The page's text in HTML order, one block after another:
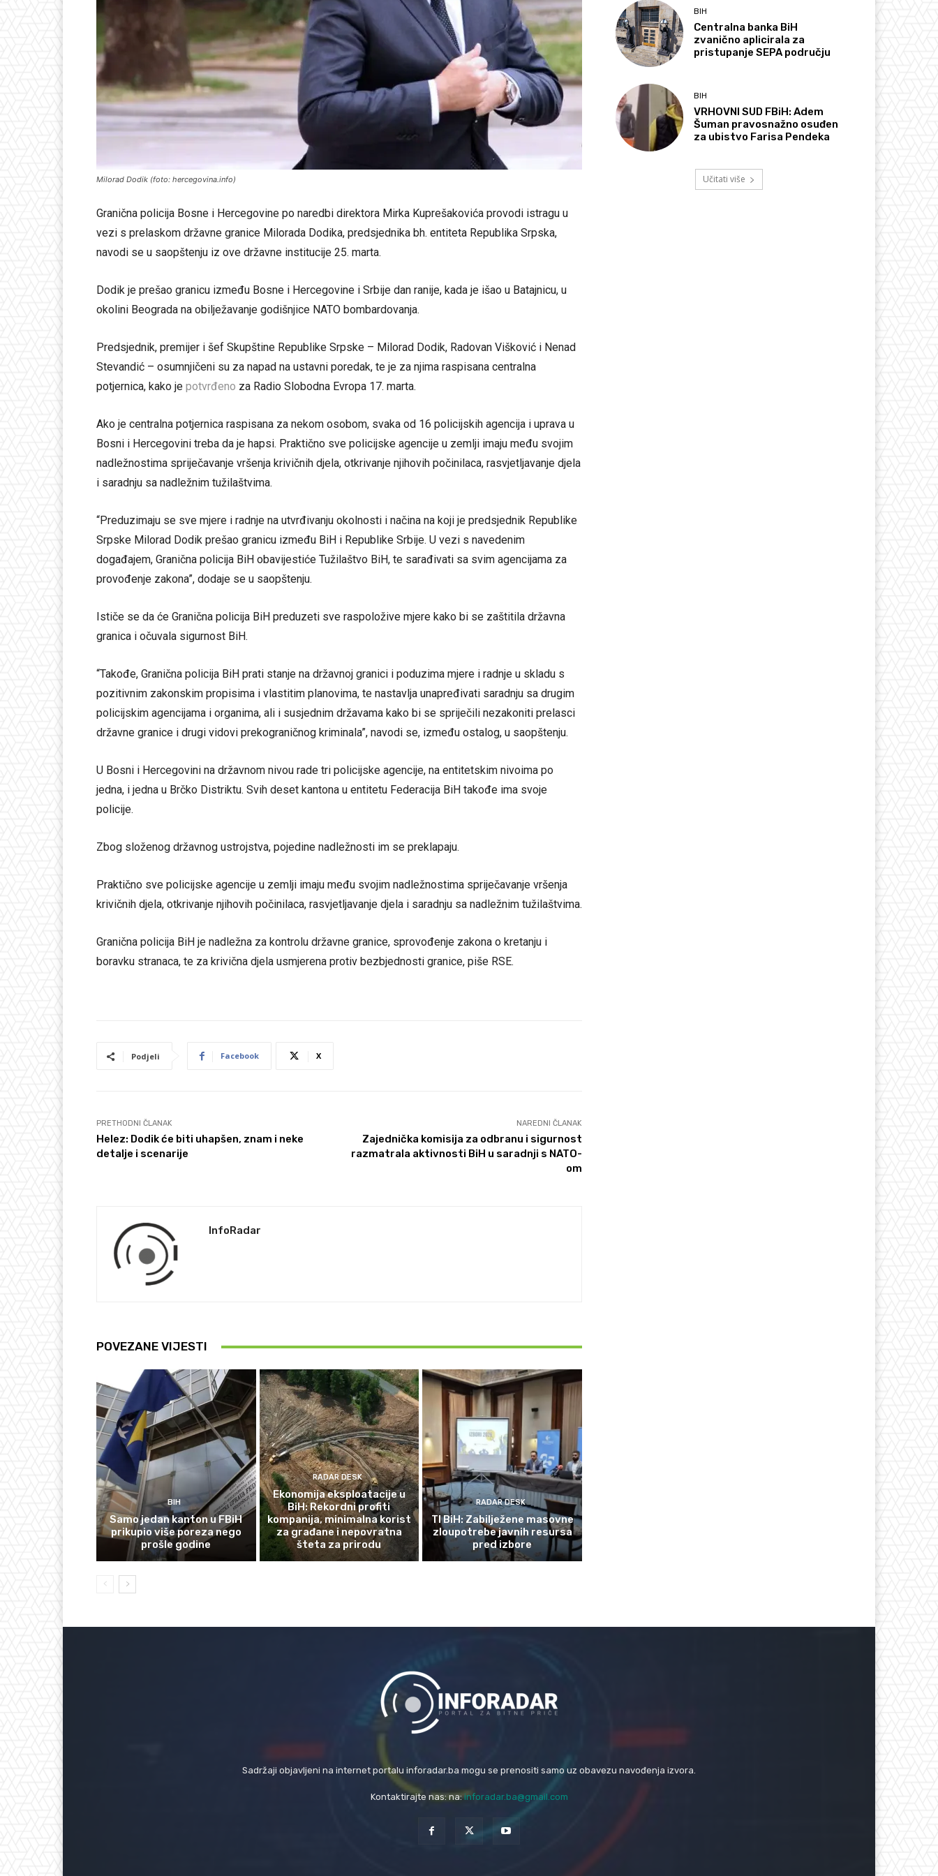
Milorad Dodik (foto: hercegovina.info)
Granična policija Bosne i Hercegovine po naredbi direktora Mirka Kuprešakovića provodi istragu u
vezi s prelaskom državne granice Milorada Dodika, predsjednika bh. entiteta Republika Srpska,
navodi se u saopštenju iz ove državne institucije 25. marta.
Dodik je prešao granicu između Bosne i Hercegovine i Srbije dan ranije, kada je išao u Batajnicu, u
okolini Beograda na obilježavanje godišnjice NATO bombardovanja.
Predsjednik, premijer i šef Skupštine Republike Srpske – Milorad Dodik, Radovan Višković i Nenad
Stevandić – osumnjičeni su za napad na ustavni poredak, te je za njima raspisana centralna
potjernica, kako je potvrđeno za Radio Slobodna Evropa 17. marta.
Ako je centralna potjernica raspisana za nekom osobom, svaka od 16 policijskih agencija i uprava u
Bosni i Hercegovini treba da je hapsi. Praktično sve policijske agencije u zemlji imaju među svojim
nadležnostima spriječavanje vršenja krivičnih djela, otkrivanje njihovih počinilaca, rasvjetljavanje djela
i saradnju sa nadležnim tužilaštvima.
“Preduzimaju se sve mjere i radnje na utvrđivanju okolnosti i načina na koji je predsjednik Republike
Srpske Milorad Dodik prešao granicu između BiH i Republike Srbije. U vezi s navedenim
događajem, Granična policija BiH obavijestiće Tužilaštvo BiH, te sarađivati sa svim agencijama za
provođenje zakona”, dodaje se u saopštenju.
Ističe se da će Granična policija BiH preduzeti sve raspoložive mjere kako bi se zaštitila državna
granica i očuvala sigurnost BiH.
“Takođe, Granična policija BiH prati stanje na državnoj granici i poduzima mjere i radnje u skladu s
pozitivnim zakonskim propisima i vlastitim planovima, te nastavlja unapređivati saradnju sa drugim
policijskim agencijama i organima, ali i susjednim državama kako bi se spriječili nezakoniti prelasci
državne granice i drugi vidovi prekograničnog kriminala”, navodi se, između ostalog, u saopštenju.
U Bosni i Hercegovini na državnom nivou rade tri policijske agencije, na entitetskim nivoima po
jedna, i jedna u Brčko Distriktu. Svih deset kantona u entitetu Federacija BiH takođe ima svoje
policije.
Zbog složenog državnog ustrojstva, pojedine nadležnosti im se preklapaju.
Praktično sve policijske agencije u zemlji imaju među svojim nadležnostima spriječavanje vršenja
krivičnih djela, otkrivanje njihovih počinilaca, rasvjetljavanje djela i saradnju sa nadležnim tužilaštvima.
Granična policija BiH je nadležna za kontrolu državne granice, sprovođenje zakona o kretanju i
boravku stranaca, te za krivična djela usmjerena protiv bezbjednosti granice, piše RSE.
Podjeli Facebook X
PRETHODNI ČLANAK
Helez: Dodik će biti uhapšen, znam i neke
detalje i scenarije
NAREDNI ČLANAK
Zajednička komisija za odbranu i sigurnost
razmatrala aktivnosti BiH u saradnji s NATO-
om
InfoRadar
POVEZANE VIJESTI
BIH
Samo jedan kanton u FBiH
prikupio više poreza nego
prošle godine
RADAR DESK
Ekonomija eksploatacije u
BiH: Rekordni profiti
kompanija, minimalna korist
za građane i nepovratna
šteta za prirodu
RADAR DESK
TI BiH: Zabilježene masovne
zloupotrebe javnih resursa
pred izbore
BIH
Centralna banka BiH
zvanično aplicirala za
pristupanje SEPA području
BIH
VRHOVNI SUD FBiH: Adem
Šuman pravosnažno osuđen
za ubistvo Farisa Pendeka
Učitati više
Sadržaji objavljeni na internet portalu inforadar.ba mogu se prenositi samo uz obavezu navođenja izvora.
Kontaktirajte nas: na:inforadar.ba@gmail.com